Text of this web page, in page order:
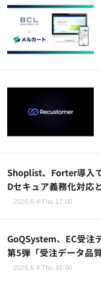
Shoplist、Forter導入
Dセキュア義務化対応
2026.6.4 Thu 17:00
GoQSystem、EC受注
第5弾「受注データ品
2026.6.4 Thu 16:00